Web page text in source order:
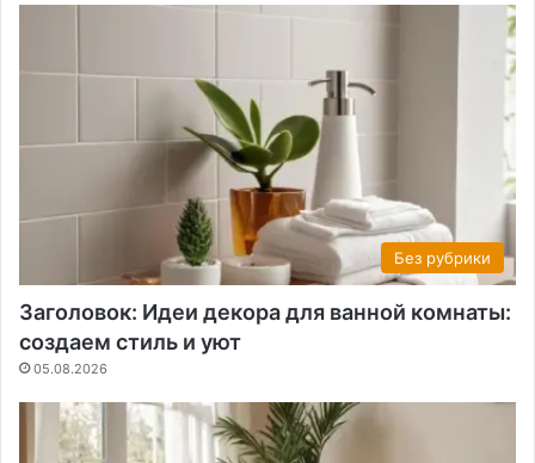
Без рубрики
Заголовок: Идеи декора для ванной комнаты:
создаем стиль и уют
05.08.2026